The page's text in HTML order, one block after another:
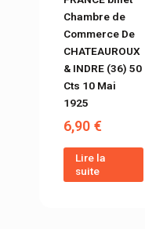
Chambre de
Commerce De
CHATEAUROUX
& INDRE (36) 50
Cts 10 Mai
1925
6,90€
Lire la
suite